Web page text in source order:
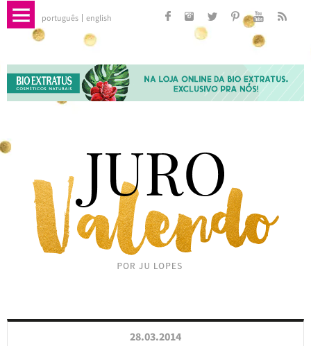
português english
28.03.2014